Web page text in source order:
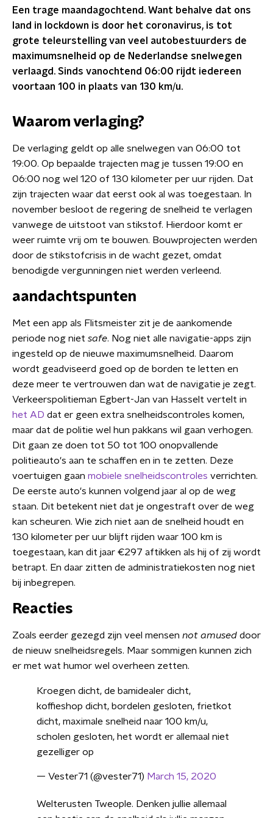
Een trage maandagochtend. Want behalve dat ons
land in lockdown is door het coronavirus, is tot
grote teleurstelling van veel autobestuurders de
maximumsnelheid op de Nederlandse snelwegen
verlaagd. Sinds vanochtend 06:00 rijdt iedereen
voortaan 100 in plaats van 130 km/u.
Waarom verlaging?
De verlaging geldt op alle snelwegen van 06:00 tot
19:00. Op bepaalde trajecten mag je tussen 19:00 en
06:00 nog wel 120 of 130 kilometer per uur rijden. Dat
zijn trajecten waar dat eerst ook al was toegestaan. In
november besloot de regering de snelheid te verlagen
vanwege de uitstoot van stikstof. Hierdoor komt er
weer ruimte vrij om te bouwen. Bouwprojecten werden
door de stikstofcrisis in de wacht gezet, omdat
benodigde vergunningen niet werden verleend.
aandachtspunten
Met een app als Flitsmeister zit je de aankomende
periode nog niet safe. Nog niet alle navigatie-apps zijn
ingesteld op de nieuwe maximumsnelheid. Daarom
wordt geadviseerd goed op de borden te letten en
deze meer te vertrouwen dan wat de navigatie je zegt.
Verkeerspolitieman Egbert-Jan van Hasselt vertelt in
het AD dat er geen extra snelheidscontroles komen,
maar dat de politie wel hun pakkans wil gaan verhogen.
Dit gaan ze doen tot 50 tot 100 onopvallende
politieauto's aan te schaffen en in te zetten. Deze
voertuigen gaan mobiele snelheidscontroles verrichten.
De eerste auto's kunnen volgend jaar al op de weg
staan. Dit betekent niet dat je ongestraft over de weg
kan scheuren. Wie zich niet aan de snelheid houdt en
130 kilometer per uur blijft rijden waar 100 km is
toegestaan, kan dit jaar €297 aftikken als hij of zij wordt
betrapt. En daar zitten de administratiekosten nog niet
bij inbegrepen.
Reacties
Zoals eerder gezegd zijn veel mensen not amused door
de nieuw snelheidsregels. Maar sommigen kunnen zich
er met wat humor wel overheen zetten.
Kroegen dicht, de bamidealer dicht,
koffieshop dicht, bordelen gesloten, frietkot
dicht, maximale snelheid naar 100 km/u,
scholen gesloten, het wordt er allemaal niet
gezelliger op
— Vester71 (@vester71) March 15, 2020
Welterusten Tweople. Denken jullie allemaal